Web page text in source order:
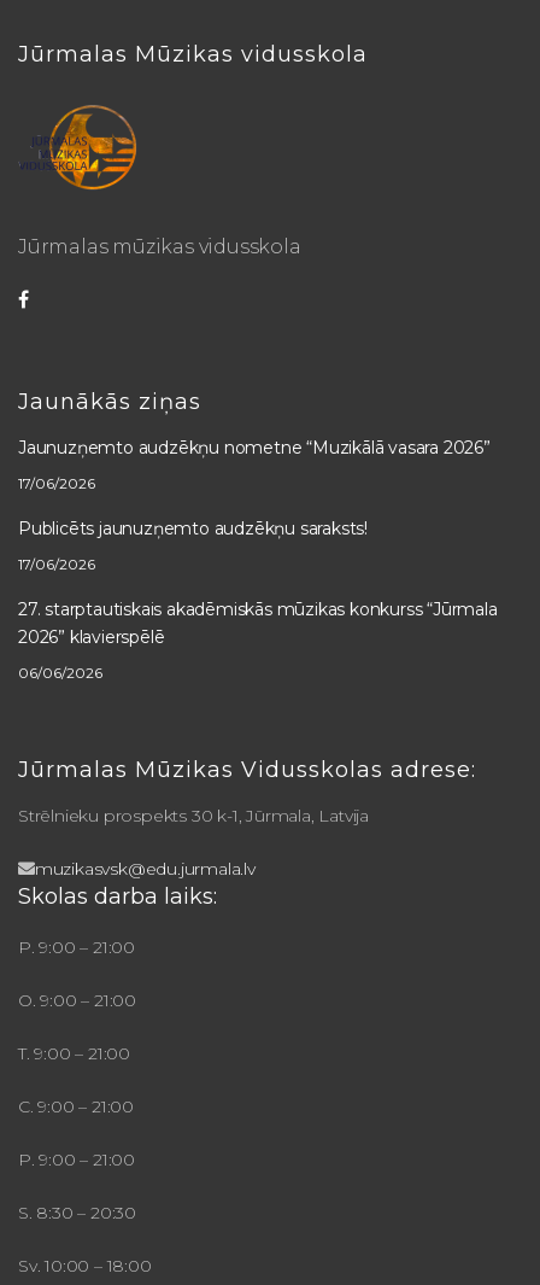
Jūrmalas Mūzikas vidusskola
Jūrmalas mūzikas vidusskola
Jaunākās ziņas
Jaunuzņemto audzēkņu nometne “Muzikālā vasara 2026”
17/06/2026
Publicēts jaunuzņemto audzēkņu saraksts!
17/06/2026
27. starptautiskais akadēmiskās mūzikas konkurss “Jūrmala
2026” klavierspēlē
06/06/2026
Jūrmalas Mūzikas Vidusskolas adrese:
Strēlnieku prospekts 30 k-1, Jūrmala, Latvija
muzikasvsk@edu.jurmala.lv
Skolas darba laiks:
P. 9:00 – 21:00
O. 9:00 – 21:00
T. 9:00 – 21:00
C. 9:00 – 21:00
P. 9:00 – 21:00
S. 8:30 – 20:30
Sv. 10:00 – 18:00